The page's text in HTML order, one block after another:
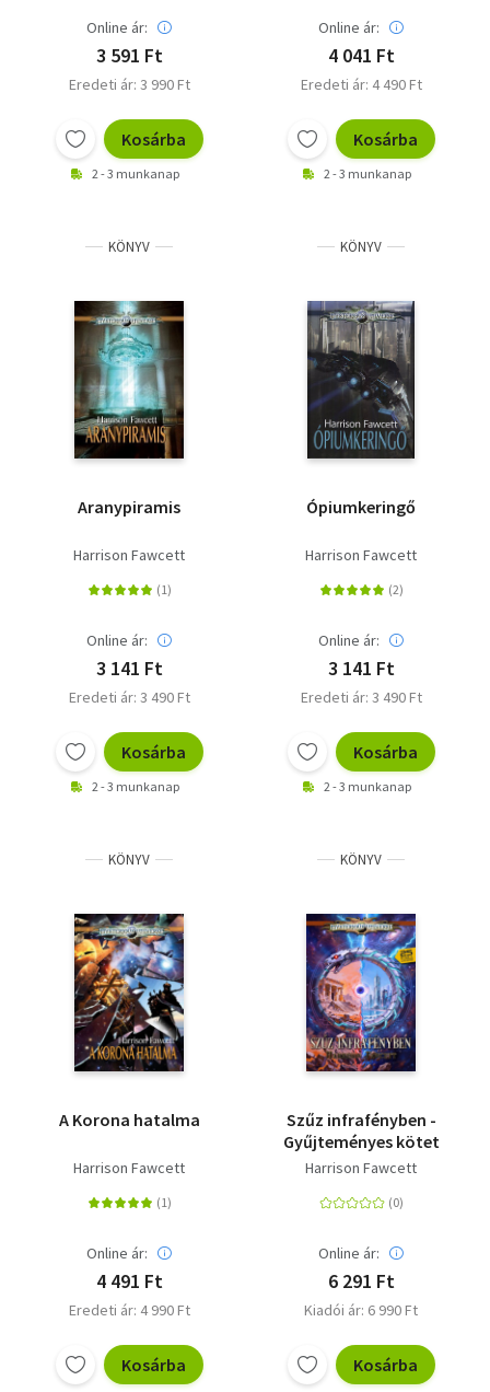
Online ár:
3 591 Ft
Eredeti ár: 3 990 Ft
Kosárba
2 - 3 munkanap
Online ár:
4 041 Ft
Eredeti ár: 4 490 Ft
Kosárba
2 - 3 munkanap
KÖNYV
Aranypiramis
Harrison Fawcett
Online ár:
3 141 Ft
Eredeti ár: 3 490 Ft
Kosárba
2 - 3 munkanap
KÖNYV
Ópiumkeringő
Harrison Fawcett
Online ár:
3 141 Ft
Eredeti ár: 3 490 Ft
Kosárba
2 - 3 munkanap
KÖNYV
A Korona hatalma
Harrison Fawcett
Online ár:
4 491 Ft
Eredeti ár: 4 990 Ft
Kosárba
KÖNYV
Szűz infrafényben -
Gyűjteményes kötet
Harrison Fawcett
Online ár:
6 291 Ft
Kiadói ár: 6 990 Ft
Kosárba